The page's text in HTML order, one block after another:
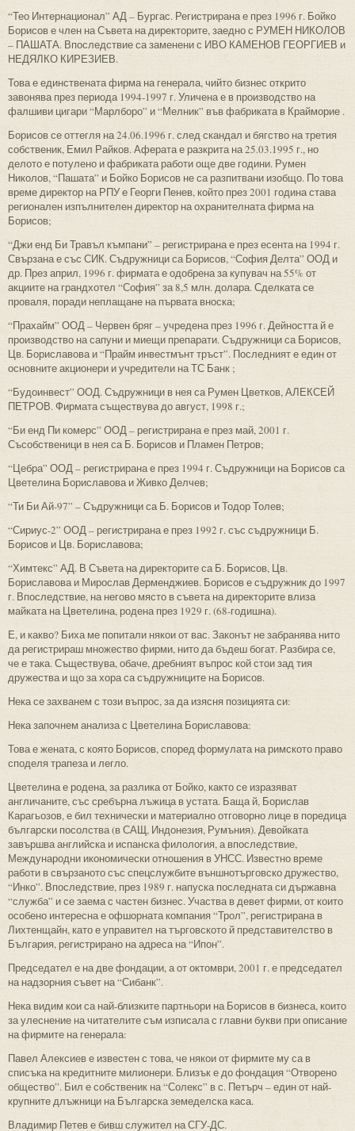
“Тео Интернационал” АД – Бургас. Регистрирана е през 1996 г. Бойко
Борисов е член на Съвета на директорите, заедно с РУМЕН НИКОЛОВ
– ПАШАТА. Впоследствие са заменени с ИВО КАМЕНОВ ГЕОРГИЕВ и
НЕДЯЛКО КИРЕЗИЕВ.
Това е единствената фирма на генерала, чийто бизнес открито
завонява през периода 1994-1997 г. Уличена е в производство на
фалшиви цигари “Марлборо” и “Мелник” във фабриката в Крайморие .
Борисов се оттегля на 24.06.1996 г. след скандал и бягство на третия
собственик, Емил Райков. Аферата е разкрита на 25.03.1995 г., но
делото е потулено и фабриката работи още две години. Румен
Николов, “Пашата” и Бойко Борисов не са разпитвани изобщо. По това
време директор на РПУ е Георги Пенев, който през 2001 година става
регионален изпълнителен директор на охранителната фирма на
Борисов;
“Джи енд Би Травъл къмпани” – регистрирана е през есента на 1994 г.
Свързана е със СИК. Съдружници са Борисов, “София Делта” ООД и
др. През април, 1996 г. фирмата е одобрена за купувач на 55% от
акциите на грандхотел “София” за 8,5 млн. долара. Сделката се
проваля, поради неплащане на първата вноска;
“Прахайм” ООД – Червен бряг – учредена през 1996 г. Дейността й е
производство на сапуни и миещи препарати. Съдружници са Борисов,
Цв. Бориславова и “Прайм инвестмънт тръст”. Последният е един от
основните акционери и учредители на ТС Банк ;
“Будоинвест” ООД. Съдружници в нея са Румен Цветков, АЛЕКСЕЙ
ПЕТРОВ. Фирмата съществува до август, 1998 г.;
“Би енд Пи комерс” ООД – регистрирана е през май, 2001 г.
Съсобственици в нея са Б. Борисов и Пламен Петров;
“Цебра” ООД – регистрирана е през 1994 г. Съдружници на Борисов са
Цветелина Бориславова и Живко Делчев;
“Ти Би Ай-97” – Съдружници са Б. Борисов и Тодор Толев;
“Сириус-2” ООД – регистрирана е през 1992 г. със съдружници Б.
Борисов и Цв. Бориславова;
“Химтекс” АД. В Съвета на директорите са Б. Борисов, Цв.
Бориславова и Мирослав Дерменджиев. Борисов е съдружник до 1997
г. Впоследствие, на негово място в съвета на директорите влиза
майката на Цветелина, родена през 1929 г. (68-годишна).
Е, и какво? Биха ме попитали някои от вас. Законът не забранява нито
да регистрираш множество фирми, нито да бъдеш богат. Разбира се,
че е така. Съществува, обаче, дребният въпрос кой стои зад тия
дружества и що за хора са съдружниците на Борисов.
Нека се захванем с този въпрос, за да изясня позицията си:
Нека започнем анализа с Цветелина Бориславова:
Това е жената, с която Борисов, според формулата на римското право
споделя трапеза и легло.
Цветелина е родена, за разлика от Бойко, както се изразяват
англичаните, със сребърна лъжица в устата. Баща й, Борислав
Карагьозов, е бил технически и материално отговорно лице в поредица
български посолства (в САЩ, Индонезия, Румъния). Девойката
завършва английска и испанска филология, а впоследствие,
Международни икономически отношения в УНСС. Известно време
работи в свързаното със спецслужбите външнотърговско дружество,
“Инко”. Впоследствие, през 1989 г. напуска последната си държавна
“служба” и се заема с частен бизнес. Участва в девет фирми, от които
особено интересна е офшорната компания “Трол”, регистрирана в
Лихтенщайн, като е управител на търговското й представителство в
България, регистрирано на адреса на “Ипон”.
Председател е на две фондации, а от октомври, 2001 г. е председател
на надзорния съвет на “Сибанк”.
Нека видим кои са най-близките партньори на Борисов в бизнеса, които
за улеснение на читателите съм изписала с главни букви при описание
на фирмите на генерала:
Павел Алексиев е известен с това, че някои от фирмите му са в
списъка на кредитните милионери. Близък е до фондация “Отворено
общество”. Бил е собственик на “Солекс” в с. Петърч – един от най-
крупните длъжници на Българска земеделска каса.
Владимир Петев е бивш служител на СГУ-ДС.